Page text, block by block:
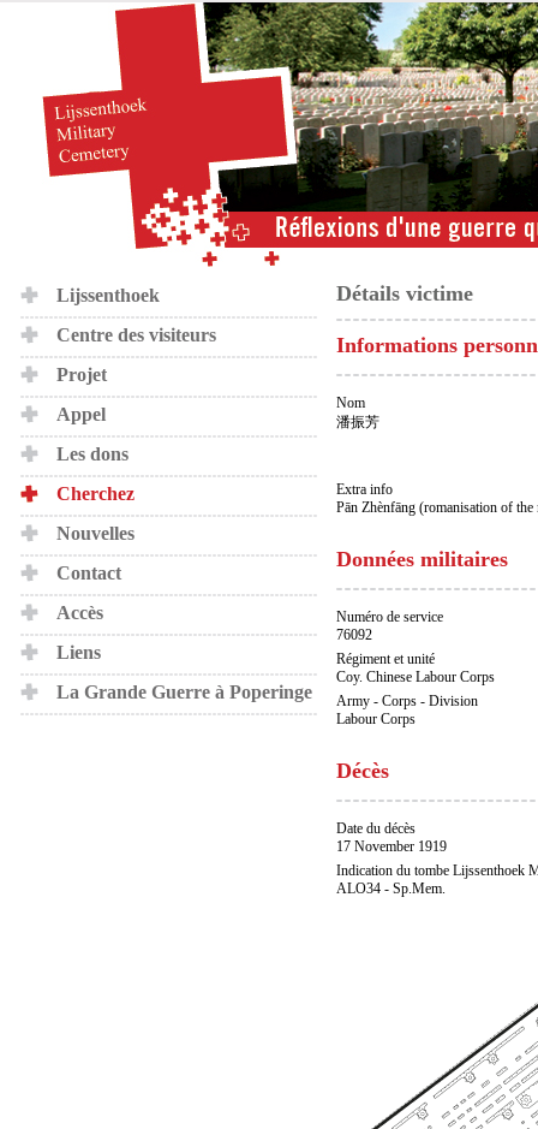
Lijssenthoek
Centre des visiteurs
Projet
Appel
Les dons
Cherchez
Nouvelles
Contact
Accès
Liens
La Grande Guerre à Poperinge
Détails victime
Informations
Nom
潘振芳
Extra info
Pān Zhènfāng (romanisation of the
Données militaires
Numéro de service
76092
Régiment et unité
Coy. Chinese Labour Corps
Army - Corps - Division
Labour Corps
Décès
Date du décès
17 November 1919
Indication du tombe Lijssenthoek
ALO34 - Sp.Mem.